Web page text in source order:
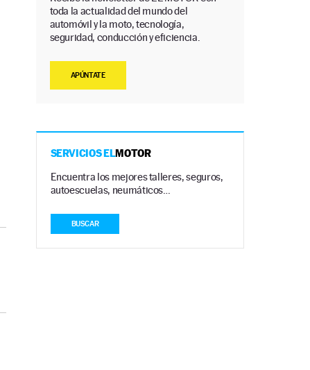
toda la actualidad del mundo del
automóvil y la moto, tecnología,
seguridad, conducción y eficiencia.
APÚNTATE
SERVICIOS ELMOTOR
Encuentra los mejores talleres, seguros,
autoescuelas, neumáticos…
BUSCAR